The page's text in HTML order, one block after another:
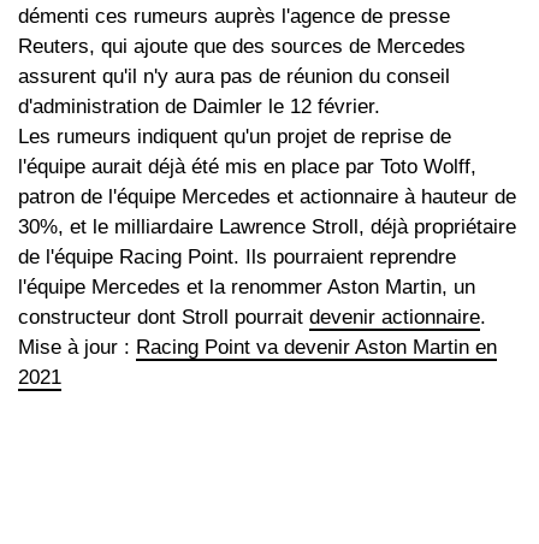
démenti ces rumeurs auprès l'agence de presse
Reuters, qui ajoute que des sources de Mercedes
assurent qu'il n'y aura pas de réunion du conseil
d'administration de Daimler le 12 février.
Les rumeurs indiquent qu'un projet de reprise de
l'équipe aurait déjà été mis en place par Toto Wolff,
patron de l'équipe Mercedes et actionnaire à hauteur de
30%, et le milliardaire Lawrence Stroll, déjà propriétaire
de l'équipe Racing Point. Ils pourraient reprendre
l'équipe Mercedes et la renommer Aston Martin, un
constructeur dont Stroll pourrait devenir actionnaire.
Mise à jour : Racing Point va devenir Aston Martin en
2021